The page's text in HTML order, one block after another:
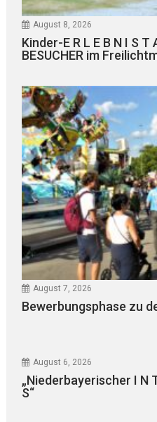
August 8, 2026
Kinder-E R L E B N I S
BESUCHER im
August 7, 2026
Bewerbungsphase zu
August 6, 2026
„Niederbayerischer I N
S“